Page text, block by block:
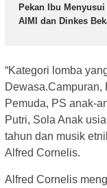
Pekan Ibu
AIMI dan Dinkes
“Kategori lomba
Dewasa.Campuran,
Pemuda, PS anak-
Putri, Sola Anak
tahun dan musik
Alfred Cornelis.
Alfred Cornelis